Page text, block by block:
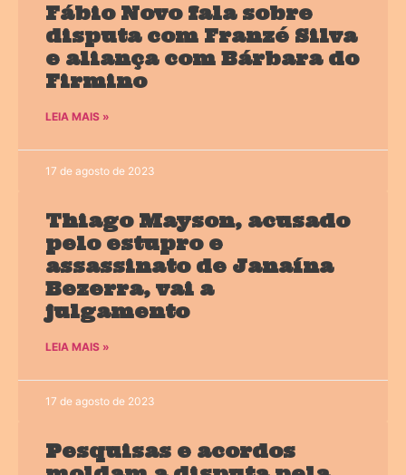
Fábio Novo fala sobre
disputa com Franzé Silva
e aliança com Bárbara do
Firmino
LEIA MAIS »
17 de agosto de 2023
Thiago Mayson, acusado
pelo estupro e
assassinato de Janaína
Bezerra, vai a
julgamento
LEIA MAIS »
17 de agosto de 2023
Pesquisas e acordos